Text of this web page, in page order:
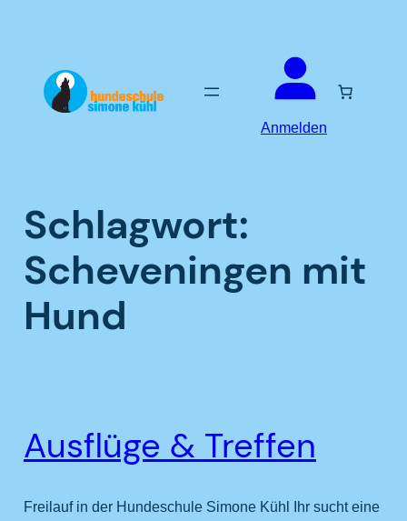
Anmelden
Schlagwort:
Scheveningen mit
Hund
Ausflüge & Treffen
Freilauf in der Hundeschule Simone Kühl Ihr sucht eine